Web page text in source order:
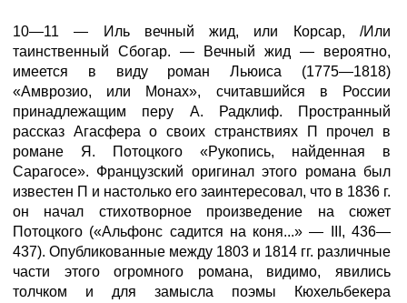
10—11 — Иль вечный жид, или Корсар, /Или
таинственный Сбогар. — Вечный жид — вероятно,
имеется в виду роман Льюиса (1775—1818)
«Амврозио, или Монах», считавшийся в России
принадлежащим перу А. Радклиф. Пространный
рассказ Агасфера о своих странствиях П прочел в
романе Я. Потоцкого «Рукопись, найденная в
Сарагосе». Французский оригинал этого романа был
известен П и настолько его заинтересовал, что в 1836 г.
он начал стихотворное произведение на сюжет
Потоцкого («Альфонс садится на коня...» — III, 436—
437). Опубликованные между 1803 и 1814 гг. различные
части этого огромного романа, видимо, явились
толчком и для замысла поэмы Кюхельбекера